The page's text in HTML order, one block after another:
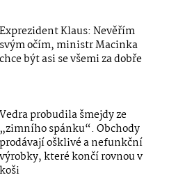
Exprezident Klaus: Nevěřím
svým očím, ministr Macinka
chce být asi se všemi za dobře
Vedra probudila šmejdy ze
„zimního spánku“. Obchody
prodávají ošklivé a nefunkční
výrobky, které končí rovnou v
koši